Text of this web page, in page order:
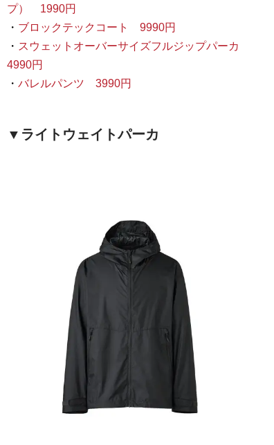
プ） 1990円
・ ブロックテックコート 9990円
・ スウェットオーバーサイズフルジップパーカ
4990円
・ バレルパンツ 3990円
▼ライトウェイトパーカ